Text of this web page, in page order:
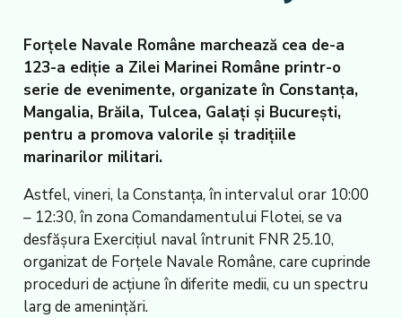
Forțele Navale Române marchează cea de-a
123-a ediție a Zilei Marinei Române printr-o
serie de evenimente, organizate în Constanța,
Mangalia, Brăila, Tulcea, Galați și București,
pentru a promova valorile și tradițiile
marinarilor militari.
Astfel, vineri, la Constanța, în intervalul orar 10:00
– 12:30, în zona Comandamentului Flotei, se va
desfășura Exercițiul naval întrunit FNR 25.10,
organizat de Forțele Navale Române, care cuprinde
proceduri de acțiune în diferite medii, cu un spectru
larg de amenințări.